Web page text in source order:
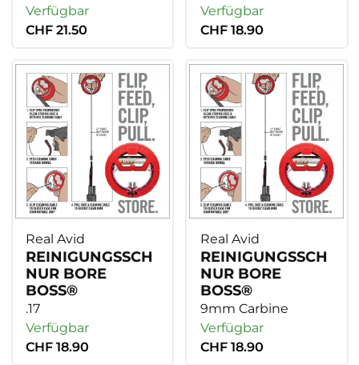
Verfügbar
CHF 21.50
Verfügbar
CHF 18.90
Real Avid
REINIGUNGSSCH
NUR BORE
BOSS®
.17
Verfügbar
CHF 18.90
Real Avid
REINIGUNGSSCH
NUR BORE
BOSS®
9mm Carbine
Verfügbar
CHF 18.90